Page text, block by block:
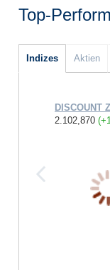
Top-
Indizes Aktien
DISCOUNT
2.102,870